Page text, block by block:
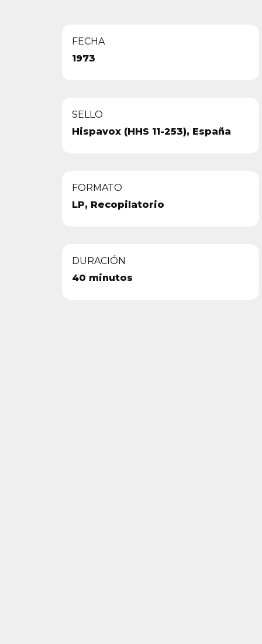
FECHA
1973
SELLO
Hispavox (HHS 11-253), España
FORMATO
LP, Recopilatorio
DURACIÓN
40 minutos